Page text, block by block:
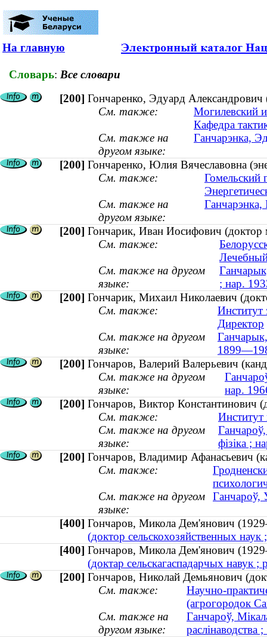
На главную
Словарь: Все словари
[200] Гончаренко, Эдуард Александрович
См. также:
Могилевский
Кафедра
См. также на
другом языке:
Ганчарэнка,
[200] Гончаренко, Юлия Вячеславовна
См. также:
Гомельский
См. также на
другом языке:
Ганчарэнка,
[200] Гончарик, Иван Иосифович (доктор
См. также:
См. также на другом
языке:
; нар.
[200] Гончарик, Михаил Николаевич
См. также:
Директор
См. также на другом
языке:
Ганчарык,
[200] Гончаров, Валерий Валерьевич
См. также на другом
языке:
нар.
[200] Гончаров, Виктор Константинович
См. также:
См. также на другом
языке:
фізіка ;
[200] Гончаров, Владимир Афанасьевич
См. также:
См. также на другом
языке:
Ганчароў,
[400] Гончаров, Микола Дем'янович
(доктор сельскохозяйственных
[400] Гончаров, Микола Дем'янович
(доктар сельскагаспадарчых навук
[200] Гончаров, Николай Демьянович
См. также:
Научно-
(агрогородок
См. также на
другом языке:
Ганчароў,